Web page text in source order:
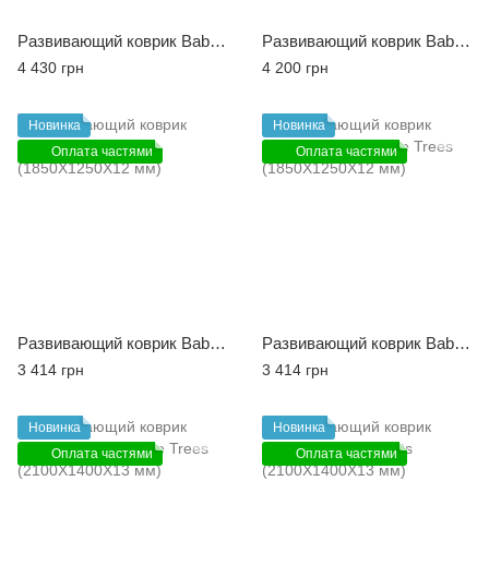
Развивающий коврик Babycare Robot City (2100X1400X13 мм)
4 430 грн
Развивающий коврик Babycare Polar Bear and Friends (1850X1250X12 мм)
4 200 грн
Новинка
Оплата частями
Развивающий коврик Babycare Zoo Town (1850X1250X12 мм)
3 414 грн
Новинка
Оплата частями
Развивающий коврик Babycare Birds in the Trees (1850X1250X12 мм)
3 414 грн
Новинка
Оплата частями
Новинка
Оплата частями